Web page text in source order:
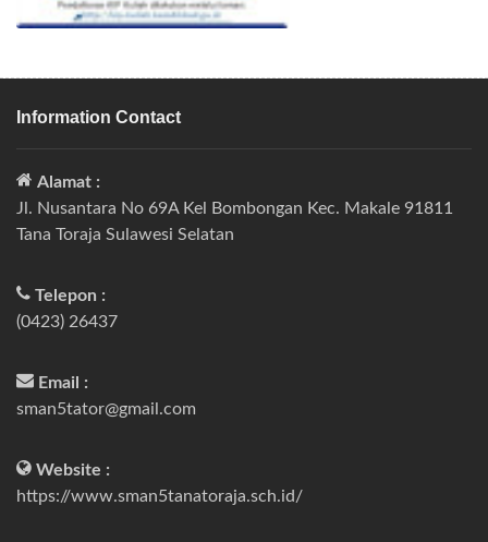
Information Contact
Alamat :
Jl. Nusantara No 69A Kel Bombongan Kec. Makale 91811
Tana Toraja Sulawesi Selatan
Telepon :
(0423) 26437
Email :
sman5tator@gmail.com
Website :
https://www.sman5tanatoraja.sch.id/